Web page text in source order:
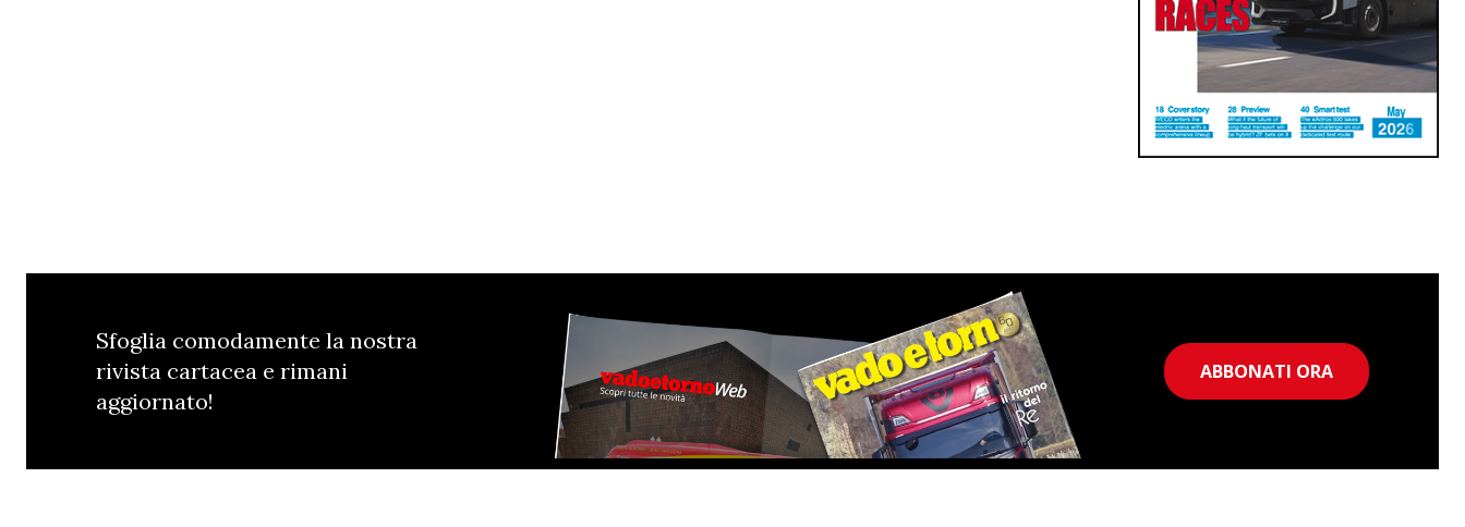
Sfoglia comodamente la nostra
rivista cartacea e rimani
aggiornato!
ABBONATI ORA